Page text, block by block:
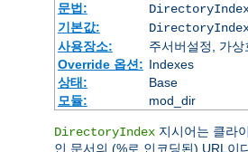
문법:
기본값:
사용장소:
주서버설정, 가
Override 옵션: Indexes
상태:
Base
모듈:
mod_dir
DirectoryIndex 지시어는 클라
인 문서의 (%로 인코딩된) URL이